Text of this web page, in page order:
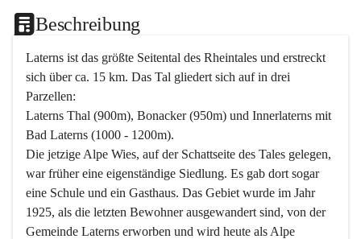
Beschreibung
Laterns ist das größte Seitental des Rheintales und erstreckt
sich über ca. 15 km. Das Tal gliedert sich auf in drei
Parzellen:
Laterns Thal (900m), Bonacker (950m) und Innerlaterns mit
Bad Laterns (1000 - 1200m).
Die jetzige Alpe Wies, auf der Schattseite des Tales gelegen,
war früher eine eigenständige Siedlung. Es gab dort sogar
eine Schule und ein Gasthaus. Das Gebiet wurde im Jahr
1925, als die letzten Bewohner ausgewandert sind, von der
Gemeinde Laterns erworben und wird heute als Alpe